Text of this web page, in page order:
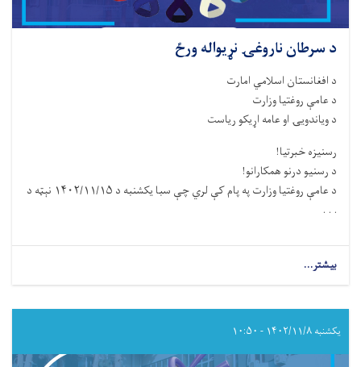
د سرطان ناروغۍ نړیواله ورځ
د افغانستان اسلامي امارت
د عامې روغتیا وزارت
د ویاندویۍ او عامه اړیکو ریاست
رسنیزه خبرتیا!
د رسنیو درنو همکارانو!
د عامې روغتیا وزارت په پام کې لري چې سبا یکشنبه د ۱۴۰۲/۱۱/۱۵ نېټه د
. . .
بیشتر...
د
ناروغۍ
نړیواله
یکشنبه ۱۴۰۲/۱۱/۸ - ۱۰:۵۰